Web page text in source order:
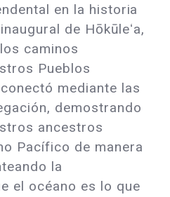
en la historia
de Hōkūleʻa,
caminos
Pueblos
mediante las
demostrando
ancestros
Pacífico de manera
la
el océano es lo que